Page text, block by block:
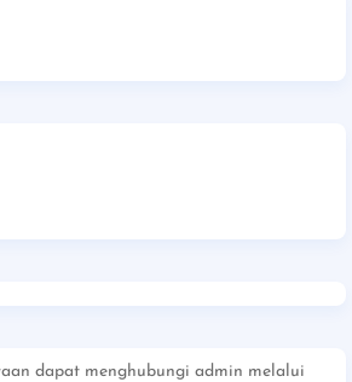
dapat menghubungi admin melalui